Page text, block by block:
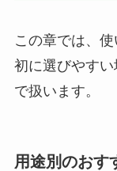
この章では、
初に選びやす
で扱います。
用途別のおす